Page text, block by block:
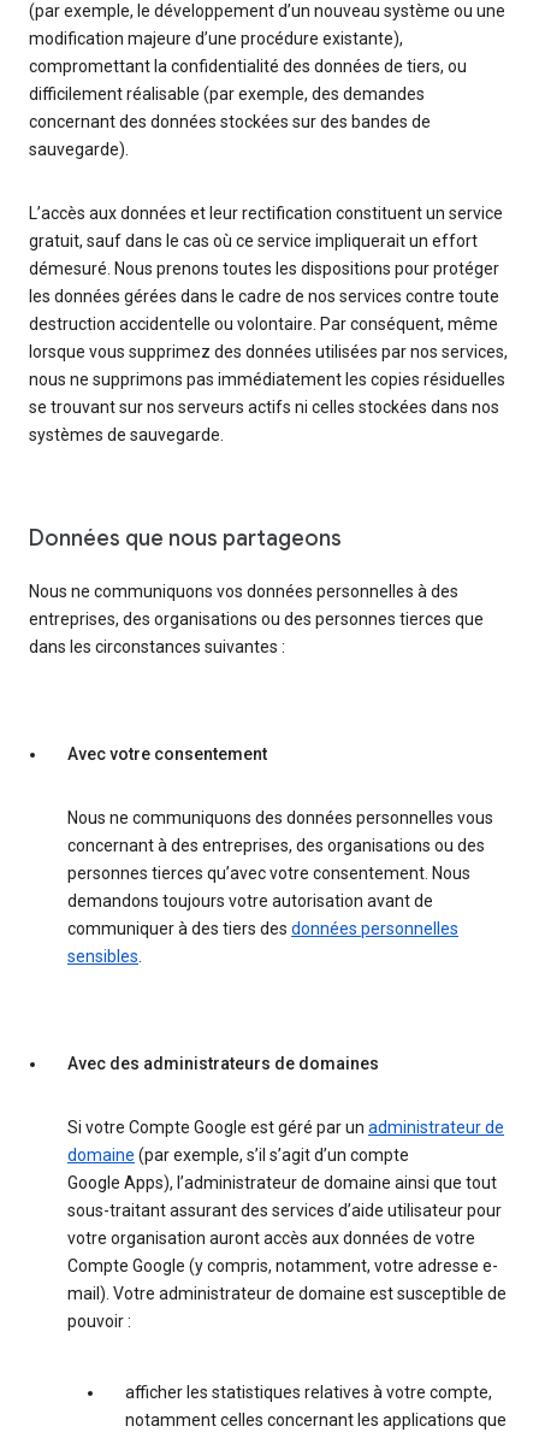
(par exemple, le développement d’un nouveau système ou une
modification majeure d’une procédure existante),
compromettant la confidentialité des données de tiers, ou
difficilement réalisable (par exemple, des demandes
concernant des données stockées sur des bandes de
sauvegarde).
L’accès aux données et leur rectification constituent un service
gratuit, sauf dans le cas où ce service impliquerait un effort
démesuré. Nous prenons toutes les dispositions pour protéger
les données gérées dans le cadre de nos services contre toute
destruction accidentelle ou volontaire. Par conséquent, même
lorsque vous supprimez des données utilisées par nos services,
nous ne supprimons pas immédiatement les copies résiduelles
se trouvant sur nos serveurs actifs ni celles stockées dans nos
systèmes de sauvegarde.
Données que nous partageons
Nous ne communiquons vos données personnelles à des
entreprises, des organisations ou des personnes tierces que
dans les circonstances suivantes :
Avec votre consentement
Nous ne communiquons des données personnelles vous
concernant à des entreprises, des organisations ou des
personnes tierces qu’avec votre consentement. Nous
demandons toujours votre autorisation avant de
communiquer à des tiers des données personnelles
sensibles.
Avec des administrateurs de domaines
Si votre Compte Google est géré par un administrateur de
domaine (par exemple, s’il s’agit d’un compte
Google Apps), l’administrateur de domaine ainsi que tout
sous-traitant assurant des services d’aide utilisateur pour
votre organisation auront accès aux données de votre
Compte Google (y compris, notamment, votre adresse e-
mail). Votre administrateur de domaine est susceptible de
pouvoir :
afficher les statistiques relatives à votre compte,
notamment celles concernant les applications que